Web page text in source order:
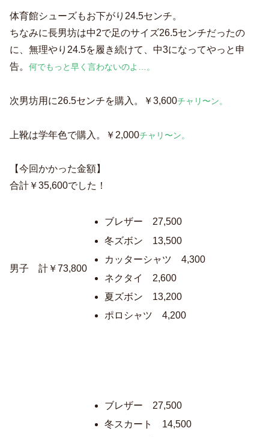
体育館シューズもお下がり24.5センチ。
ちなみに長男坊は中2で足のサイズ26.5センチだったの
に、無理やり24.5を履き続けて、中3になってやっと申
告。 何でもっと早く言わないのよ…。
次男坊用に26.5センチを購入。￥3,600チャリ〜ン。
上靴は学年色で購入。￥2,000チャリ〜ン。
【今回かかった金額】
合計￥35,600でした！
男子 計￥73,800
ブレザー 27,500
冬ズボン 13,500
カッターシャツ 4,300
ネクタイ 2,600
夏ズボン 13,200
ポロシャツ 4,200
ブレザー 27,500
冬スカート 14,500